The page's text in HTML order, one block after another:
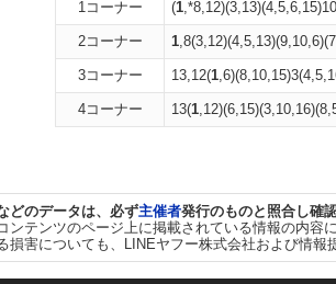
1コーナー (1
2コーナー 1
3コーナー 13,12(1
4コーナー 13(1
どのデータは、必ず主催者発行のものと照合し確
ンテンツのページ上に掲載されている情報の内
損害についても、LINEヤフー株式会社および情報